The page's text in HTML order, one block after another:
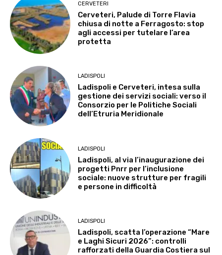
CERVETERI
Cerveteri, Palude di Torre Flavia
chiusa di notte a Ferragosto: stop
agli accessi per tutelare l’area
protetta
LADISPOLI
Ladispoli e Cerveteri, intesa sulla
gestione dei servizi sociali: verso il
Consorzio per le Politiche Sociali
dell’Etruria Meridionale
LADISPOLI
Ladispoli, al via l’inaugurazione dei
progetti Pnrr per l’inclusione
sociale: nuove strutture per fragili
e persone in difficoltà
LADISPOLI
Ladispoli, scatta l’operazione “Mare
e Laghi Sicuri 2026”: controlli
rafforzati della Guardia Costiera sul